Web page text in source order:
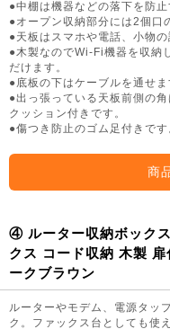
●中棚は機器などの落下を防
●オープン収納部分には2個口
●天板はスマホや電話、小物の
●木製なのでWi-Fi機器を収納
だけます。
●底板の下はケーブルを通せま
●出っ張っている天板前側の
クッション付きです。
●傷つき防止のゴム足付きです
商
④ ルーター収納ボック
クス コード収納 木製
ークブラウン
ルーターやモデム、電源タッ
ク。ファックス台としても使